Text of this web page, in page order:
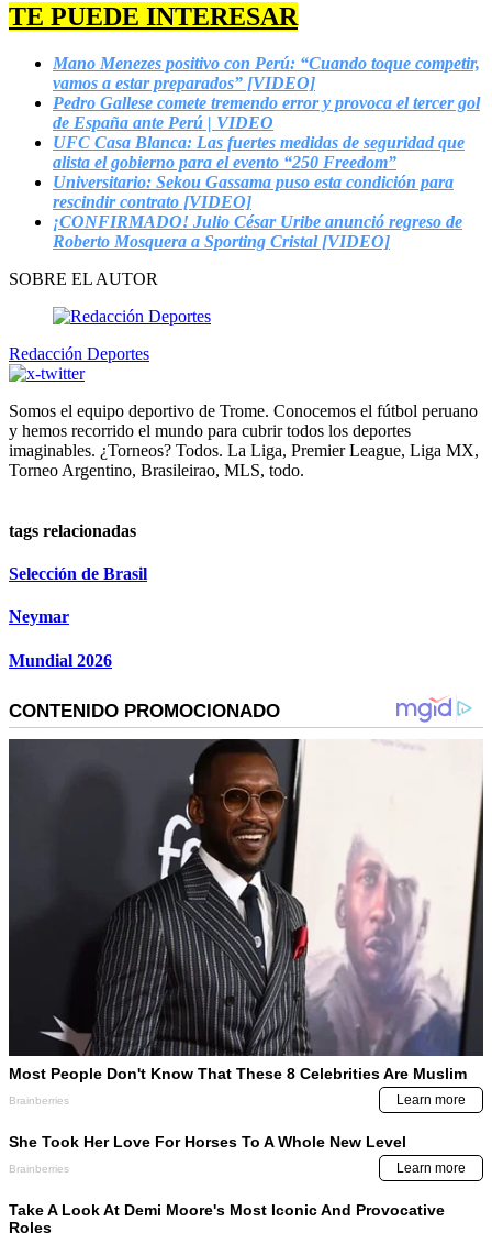
TE PUEDE INTERESAR
Mano Menezes positivo con Perú: “Cuando toque competir,
vamos a estar preparados” [VIDEO]
Pedro Gallese comete tremendo error y provoca el tercer gol
de España ante Perú | VIDEO
UFC Casa Blanca: Las fuertes medidas de seguridad que
alista el gobierno para el evento “250 Freedom”
Universitario: Sekou Gassama puso esta condición para
rescindir contrato [VIDEO]
¡CONFIRMADO! Julio César Uribe anunció regreso de
Roberto Mosquera a Sporting Cristal [VIDEO]
SOBRE EL AUTOR
Redacción Deportes
Somos el equipo deportivo de Trome. Conocemos el fútbol peruano
y hemos recorrido el mundo para cubrir todos los deportes
imaginables. ¿Torneos? Todos. La Liga, Premier League, Liga MX,
Torneo Argentino, Brasileirao, MLS, todo.
tags relacionadas
Selección de Brasil
Neymar
Mundial 2026